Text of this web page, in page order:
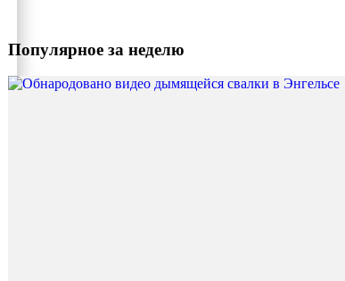
Популярное за неделю